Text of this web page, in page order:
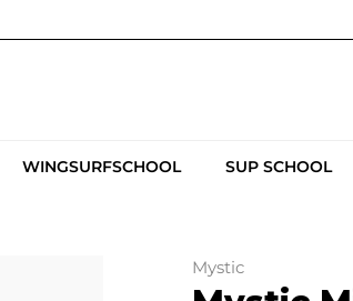
WINGSURFSCHOOL SUP SCHOOL
Mystic